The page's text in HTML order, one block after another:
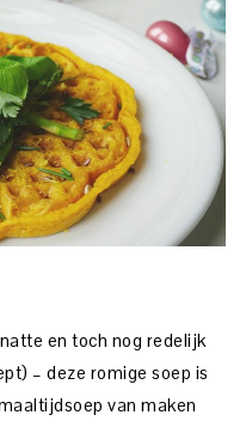
en toch nog redelijk
– deze romige soep is
van maken